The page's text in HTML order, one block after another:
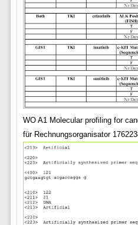
WO A1 Molecular profiling for
für Rechnungsorganisator